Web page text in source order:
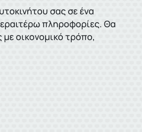
σας σε ένα
πληροφορίες. Θα
οικονομικό τρόπο,